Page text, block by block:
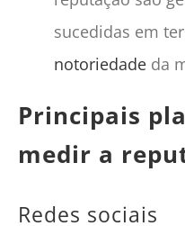
sucedidas em
notoriedade da
Principais
medir a
Redes sociais